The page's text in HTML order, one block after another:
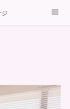
ュール